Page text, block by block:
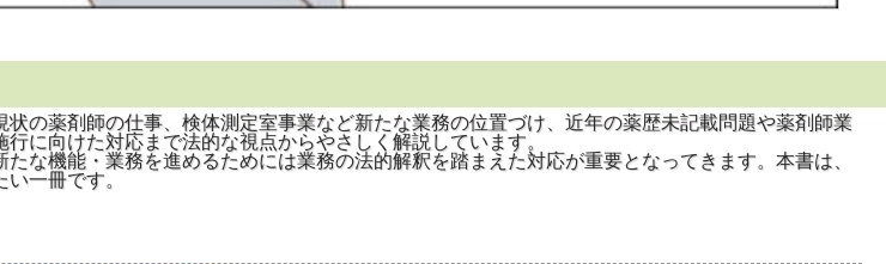
の薬剤師の仕事、検体測定室事業など新たな業務の位置づけ、近年の薬歴未記載問題や薬剤師業
に向けた対応まで法的な視点からやさしく解説しています。
機能・業務を進めるためには業務の法的解釈を踏まえた対応が重要となってきます。本書は、
一冊です。